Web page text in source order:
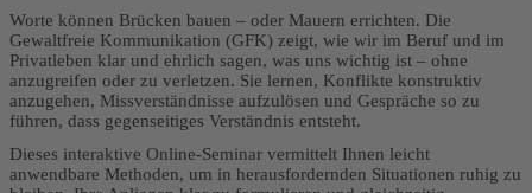
Worte können Brücken bauen – oder Mauern errichten. Die
Gewaltfreie Kommunikation (GFK) zeigt, wie wir im Beruf und im
Privatleben klar und ehrlich sagen, was uns wichtig ist – ohne
anzugreifen oder zu verletzen. Sie lernen, Konflikte konstruktiv
anzugehen, Missverständnisse aufzulösen und Gespräche so zu
führen, dass gegenseitiges Verständnis entsteht.
Dieses interaktive Online-Seminar vermittelt Ihnen leicht
anwendbare Methoden, um in herausfordernden Situationen ruhig zu